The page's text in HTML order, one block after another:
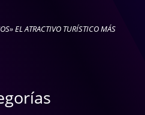
EL ATRACTIVO TURÍSTICO MÁS